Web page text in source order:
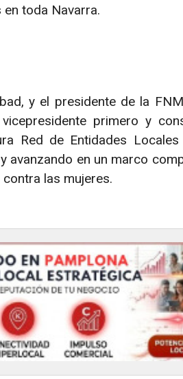
toda Navarra.
y el presidente de la
primero y
Red de Entidades Locales
avanzando en un marco
las mujeres.